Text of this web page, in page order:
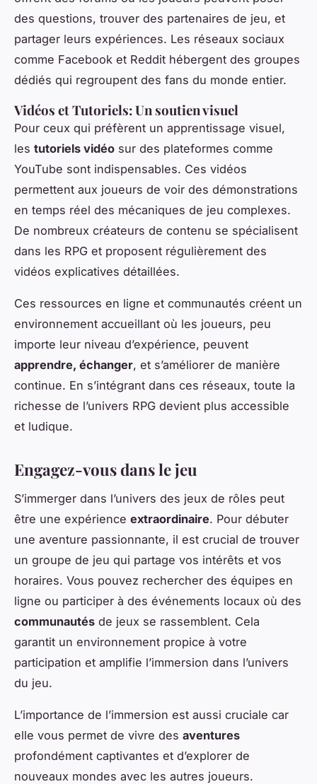
des questions, trouver des partenaires de jeu, et
partager leurs expériences. Les réseaux sociaux
comme Facebook et Reddit hébergent des groupes
dédiés qui regroupent des fans du monde entier.
Vidéos et Tutoriels: Un soutien visuel
Pour ceux qui préfèrent un apprentissage visuel,
les tutoriels vidéo sur des plateformes comme
YouTube sont indispensables. Ces vidéos
permettent aux joueurs de voir des démonstrations
en temps réel des mécaniques de jeu complexes.
De nombreux créateurs de contenu se spécialisent
dans les RPG et proposent régulièrement des
vidéos explicatives détaillées.
Ces ressources en ligne et communautés créent un
environnement accueillant où les joueurs, peu
importe leur niveau d’expérience, peuvent
apprendre, échanger, et s’améliorer de manière
continue. En s’intégrant dans ces réseaux, toute la
richesse de l’univers RPG devient plus accessible
et ludique.
Engagez-vous dans le jeu
S’immerger dans l’univers des jeux de rôles peut
être une expérience extraordinaire. Pour débuter
une aventure passionnante, il est crucial de trouver
un groupe de jeu qui partage vos intérêts et vos
horaires. Vous pouvez rechercher des équipes en
ligne ou participer à des événements locaux où des
communautés de jeux se rassemblent. Cela
garantit un environnement propice à votre
participation et amplifie l’immersion dans l’univers
du jeu.
L’importance de l’immersion est aussi cruciale car
elle vous permet de vivre des aventures
profondément captivantes et d’explorer de
nouveaux mondes avec les autres joueurs.